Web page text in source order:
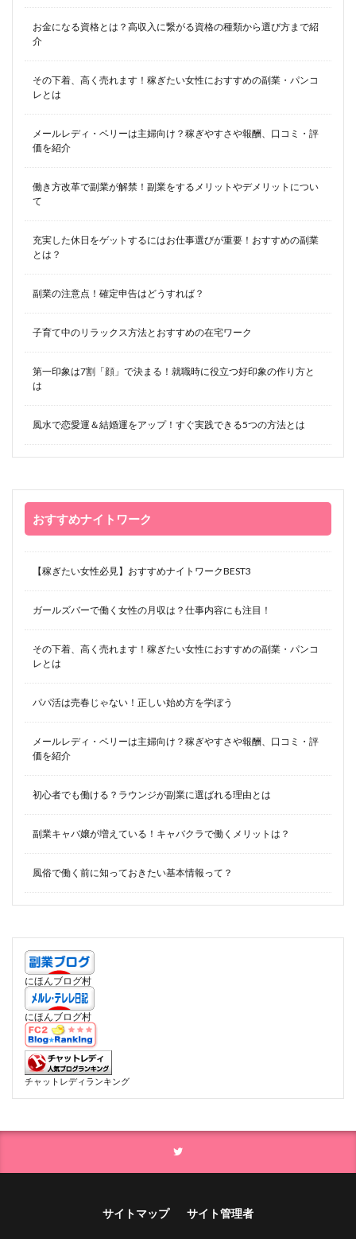
お金になる資格とは？高収入に繋がる資格の種類から選び方まで紹
介
その下着、高く売れます！稼ぎたい女性におすすめの副業・パンコ
レとは
メールレディ・ベリーは主婦向け？稼ぎやすさや報酬、口コミ・評
価を紹介
働き方改革で副業が解禁！副業をするメリットやデメリットについ
て
充実した休日をゲットするにはお仕事選びが重要！おすすめの副業
とは？
副業の注意点！確定申告はどうすれば？
子育て中のリラックス方法とおすすめの在宅ワーク
第一印象は7割「顔」で決まる！就職時に役立つ好印象の作り方と
は
風水で恋愛運＆結婚運をアップ！すぐ実践できる5つの方法とは
おすすめナイトワーク
【稼ぎたい女性必見】おすすめナイトワークBEST3
ガールズバーで働く女性の月収は？仕事内容にも注目！
その下着、高く売れます！稼ぎたい女性におすすめの副業・パンコ
レとは
パパ活は売春じゃない！正しい始め方を学ぼう
メールレディ・ベリーは主婦向け？稼ぎやすさや報酬、口コミ・評
価を紹介
初心者でも働ける？ラウンジが副業に選ばれる理由とは
副業キャバ嬢が増えている！キャバクラで働くメリットは？
風俗で働く前に知っておきたい基本情報って？
にほんブログ村
にほんブログ村
チャットレディランキング
サイトマップ サイト管理者